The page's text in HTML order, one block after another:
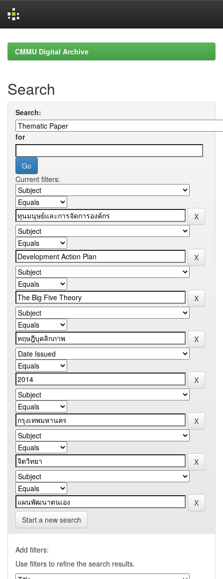
navigationCMMU Digital Archive
Search
Search:
for
Current filters:
Start a new search
Add filters:
Use filters to refine the search results.